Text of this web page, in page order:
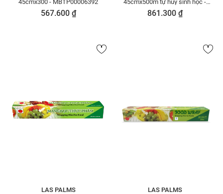
45cmx300 - MBTP00006392
567.600 ₫
45cmx500m tự hủy sinh học -
MBTP00006378
861.300 ₫
LAS PALMS
LAS PALMS